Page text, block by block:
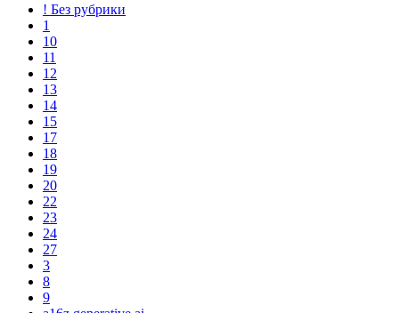
! Без рубрики
1
10
11
12
13
14
15
17
18
19
20
22
23
24
27
3
8
9